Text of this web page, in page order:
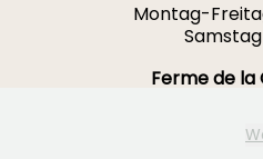
Montag-
Ferme de
59840